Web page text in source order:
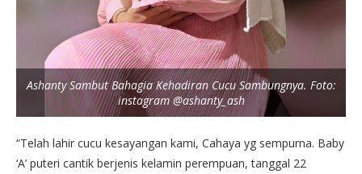
Ashanty Sambut Bahagia Kehadiran Cucu Sambungnya. Foto:
instagram @ashanty_ash
“Telah lahir cucu kesayangan kami, Cahaya yg sempurna. Baby
‘A’ puteri cantik berjenis kelamin perempuan, tanggal 22